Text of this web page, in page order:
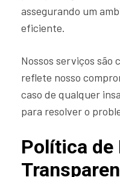
assegurando um
eficiente.
Nossos serviços são
reflete nosso
caso de qualquer
para resolver o
Política de